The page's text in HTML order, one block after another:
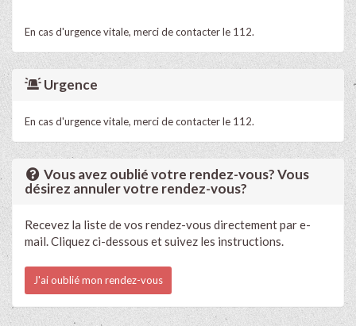
En cas d'urgence vitale, merci de contacter le 112.
Urgence
En cas d'urgence vitale, merci de contacter le 112.
Vous avez oublié votre rendez-vous? Vous
désirez annuler votre rendez-vous?
Recevez la liste de vos rendez-vous directement par e-
mail. Cliquez ci-dessous et suivez les instructions.
J'ai oublié mon rendez-vous